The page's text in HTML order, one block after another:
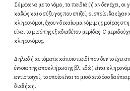
Σύμφωνα με το νόμο, τα παιδιά (ή αν δεν έχει, οι
καθώς και ο σύζυγος που επιζεί, οι οποίοι θα είχαν
κληρονόμοι, έχουν δικαίωμα νόμιμης μοίρας
είναι το μισό της εξ αδιαθέτου μερίδας. Ο
κληρονόμος.
Δηλαδή αυτόματα κάποιο παιδί που δεν το έχει
έννοια της αποκλήρωσης βλ. εδώ) είναι
αντιστοιχεί, το οποίο είναι το μισό από όσο θα
διαθήκη.